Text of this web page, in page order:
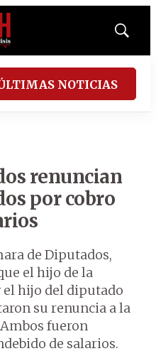
Mostrar
NOTICIAS
renuncian
por cobro
de Diputados,
el hijo de la
el hijo del diputado
su renuncia a la
fueron
de salarios.